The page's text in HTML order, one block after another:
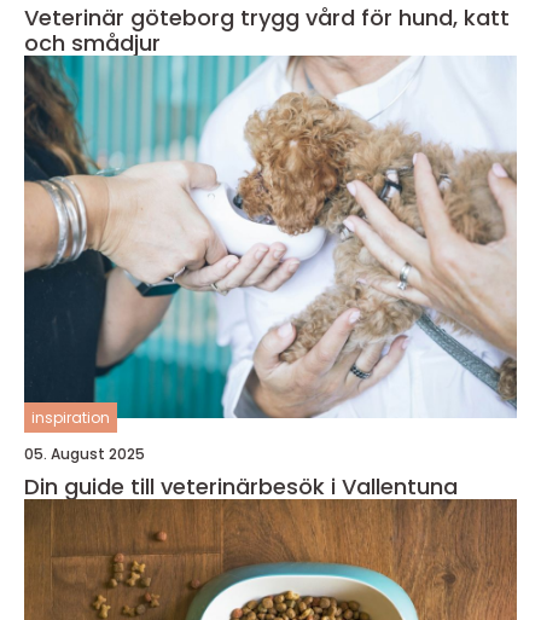
Veterinär göteborg trygg vård för hund, katt
och smådjur
inspiration
05. August 2025
Din guide till veterinärbesök i Vallentuna